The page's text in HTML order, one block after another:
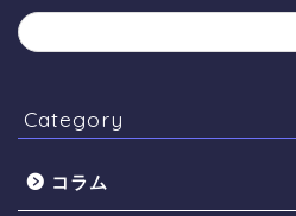
Category
コラム